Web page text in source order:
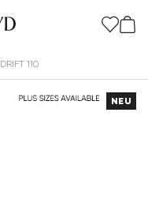
DRIFT 110
NEU